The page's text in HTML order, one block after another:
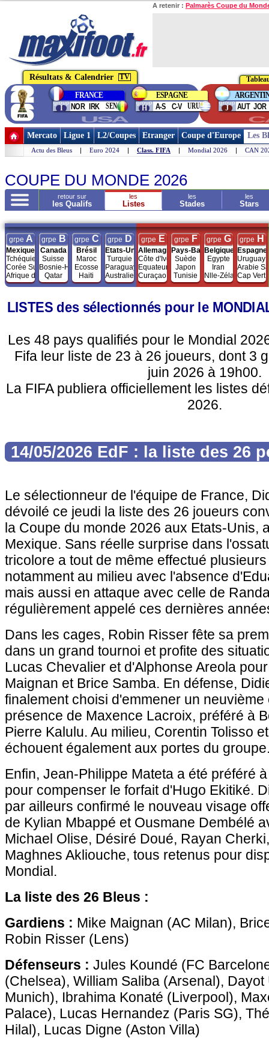
A retenir : Palmarès Coupe du
Résultats & Calendrier TV
group
I
FRANCE
SEN
NOR IRK group
H
ESPAGNE
URU
A-S C-V group
J
AUT JOR
USA
Mercato Ligue 1 L2/Coupes Etranger Coupe d'Europe Les
Actu des Bleus | Euro 2024 | Class. FIFA | Mondial 2026 | CAN
COUPE DU MONDE 2026
retour sur
les Qualifs
les
Listes
les
Stades
les
Stars
grpe A
Mexique
Tchéquie
Corée Sud
Afrique du Sud
grpe B
Canada
Suisse
Bosnie-H.
Qatar
grpe C
Brésil
Maroc
Ecosse
Haiti
grpe D
Etats-Unis
Turquie
Paraguay
Australie
grpe E
Allemagne
Côte d'Ivoire
Equateur
Curaçao
grpe F
Pays-Bas
Suède
Japon
Tunisie
grpe G
Belgique
Egypte
Iran
Nlle-Zélande
grpe H
Espagne
Uruguay
Arabie
Cap Vert
LISTES des sélectionnés pour le
Les 48 pays qualifiés pour le Mondial
Fifa leur liste de 23 à 26 joueurs, dont 3
juin 2026 à 19h00.
La FIFA publiera officiellement les listes
2026.
14/05/2026 EdF : la liste des 26
Le sélectionneur de l'équipe de France,
dévoilé ce jeudi la liste des 26 joueurs
la Coupe du monde 2026 aux Etats-Unis,
Mexique. Sans réelle surprise dans
tricolore a tout de même effectué
notamment au milieu avec l'absence
mais aussi en attaque avec celle de
régulièrement appelé ces dernières
Dans les cages, Robin Risser fête sa
dans un grand tournoi et profite des
Lucas Chevalier et d'Alphonse Areola
Maignan et Brice Samba. En défense,
finalement choisi d'emmener un
présence de Maxence Lacroix, préféré à
Pierre Kalulu. Au milieu, Corentin Tolisso
échouent également aux portes du
Enfin, Jean-Philippe Mateta a été préféré
pour compenser le forfait d'Hugo Ekitiké.
par ailleurs confirmé le nouveau visage
de Kylian Mbappé et Ousmane Dembélé
Michael Olise, Désiré Doué, Rayan
Maghnes Akliouche, tous retenus pour
Mondial.
La liste des 26 Bleus :
Gardiens : Mike Maignan (AC Milan),
Robin Risser (Lens)
Défenseurs : Jules Koundé (FC
(Chelsea), William Saliba (Arsenal),
Munich), Ibrahima Konaté (Liverpool),
Palace), Lucas Hernandez (Paris SG),
Hilal), Lucas Digne (Aston Villa)